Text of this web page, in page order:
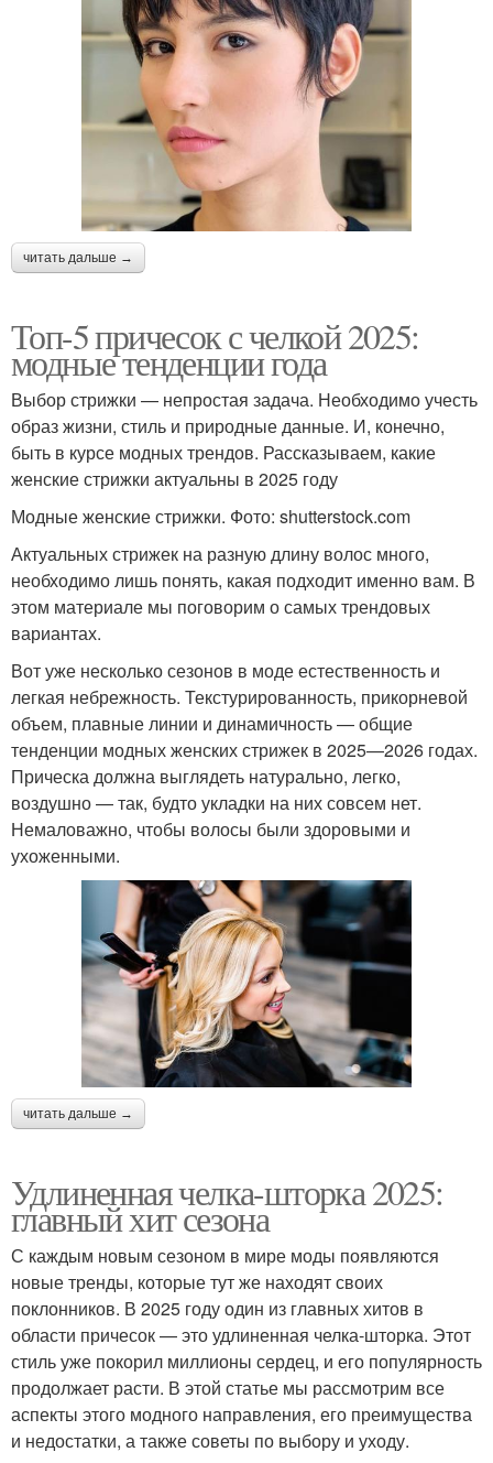
читать дальше →
Топ-5 причесок с челкой 2025:
модные тенденции года
Выбор стрижки — непростая задача. Необходимо учесть
образ жизни, стиль и природные данные. И, конечно,
быть в курсе модных трендов. Рассказываем, какие
женские стрижки актуальны в 2025 году
Модные женские стрижки. Фото: shutterstock.com
Актуальных стрижек на разную длину волос много,
необходимо лишь понять, какая подходит именно вам. В
этом материале мы поговорим о самых трендовых
вариантах.
Вот уже несколько сезонов в моде естественность и
легкая небрежность. Текстурированность, прикорневой
объем, плавные линии и динамичность — общие
тенденции модных женских стрижек в 2025—2026 годах.
Прическа должна выглядеть натурально, легко,
воздушно — так, будто укладки на них совсем нет.
Немаловажно, чтобы волосы были здоровыми и
ухоженными.
читать дальше →
Удлиненная челка-шторка 2025:
главный хит сезона
С каждым новым сезоном в мире моды появляются
новые тренды, которые тут же находят своих
поклонников. В 2025 году один из главных хитов в
области причесок — это удлиненная челка-шторка. Этот
стиль уже покорил миллионы сердец, и его популярность
продолжает расти. В этой статье мы рассмотрим все
аспекты этого модного направления, его преимущества
и недостатки, а также советы по выбору и уходу.